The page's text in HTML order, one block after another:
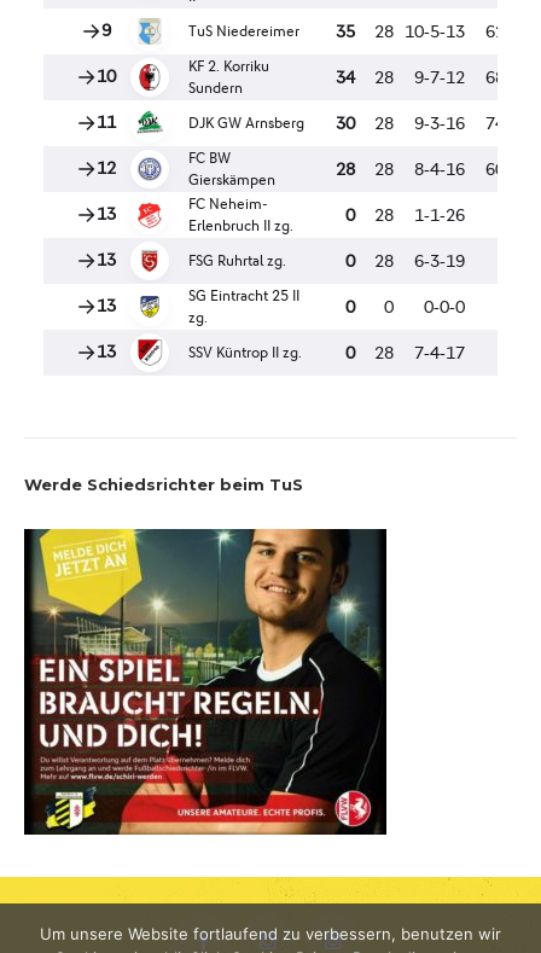
Werde Schiedsrichter beim TuS
Um unsere Website fortlaufend zu verbessern, benutzen wir